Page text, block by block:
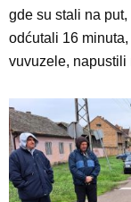
gde su stali na
odćutali 16
vuvuzele, napustili